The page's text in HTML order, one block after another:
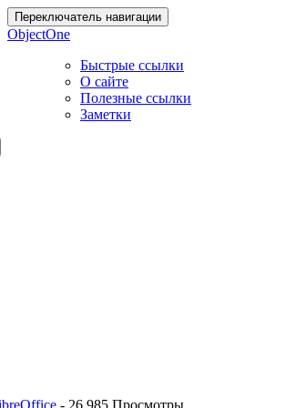
Переключатель навигации
ObjectOne
Быстрые ссылки
О сайте
Полезные ссылки
Заметки
- 26 985 Просмотры